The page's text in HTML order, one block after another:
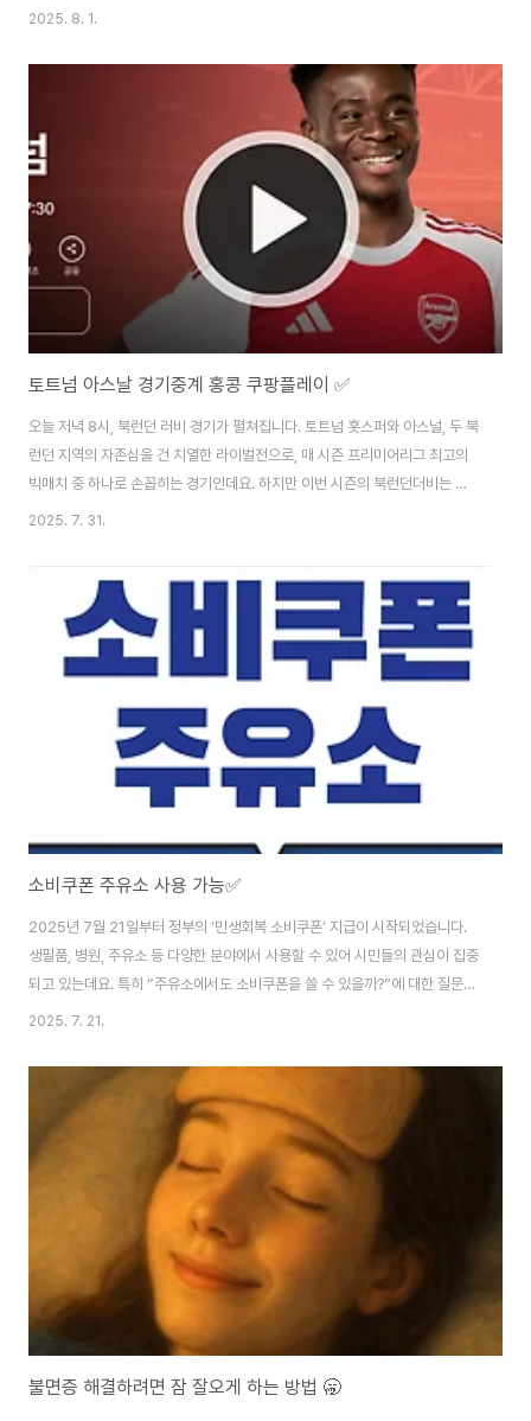
종합적으로 정리합니다. 대주주 양도소득세란, 상장주식이라 하더라도 일정 규
일반 투자자(소액주주)는 비과세지만, 일정 기준 이상을 넘기면 과세 대상이 됩
니다. 📌 2025년 개정 핵심 요약항목 기존기준2025년 개정안대주주 기준종
목당 50억원 이상종목당 10억원 이상증권거래세율0.15%0.20%법인세 최
고세율24%25%배당소득 과세금융소득종합과세구간별 분리과세 도입 (최대
35%) 💡 정책 배경: 윤석..
2025. 8. 1.
토트넘 아스날 경기중계 홍콩 쿠팡플레이 ✅
오늘 저녁 8시, 북런던 러비 경기가 펼쳐집니다. 토트넘 홋스퍼와 아스널, 두 북
런던 지역의 자존심을 건 치열한 라이벌전으로, 매 시즌 프리미어리그 최고의
빅매치 중 하나로 손꼽히는 경기인데요. 하지만 이번 시즌의 북런던더비는 특
별한 이유로 더욱 주목받고 있습니다. 바로, 사상 최초로 영국을 벗어나 해외,
이 이 역사적인 순간을 지켜보기 위해 관심을 집중하고 있습니다. 이번 포스팅
에서는 북런던더비의 정확한 일정, 생중계 시청 방법, 예상 라인업, 그리고 이
경기가 왜 그토록 특별한지에 대해 상세하게 알려드리겠습니다. 📅 토트넘 vs
아스날 경기 중계 안내..
2025. 7. 31.
소비쿠폰 주유소 사용 가능✅
2025년 7월 21일부터 정부의 ‘민생회복 소비쿠폰’ 지급이 시작되었습니다.
생필품, 병원, 주유소 등 다양한 분야에서 사용할 수 있어 시민들의 관심이 집중
되고 있는데요. 특히 “주유소에서도 소비쿠폰을 쓸 수 있을까?”에 대한 질문이
많습니다. 이번 포스팅에서는 행정안전부의 공식 발표 내용과 언론보도를 기반
로 여기서 확인 가능하니 참고해보세요! 소비쿠폰 주유소가맹점 확인👈 🔹 소
비쿠폰, 주유소에서도 사용 가능할까? 답은 “일부 주유소에서만 가능”입니다.
모든 주유소가 되는 것은 아닙니다. 2025년 7월 21일, 행정안전부 발표에 따
르면 소비쿠폰 사용은 다음과 같이 구분됩니다. 지역사랑상품권 형태로 받은
2025. 7. 21.
불면증 해결하려면 잠 잘오게 하는 방법 🥱